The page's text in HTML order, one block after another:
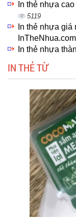
In thẻ nhựa
5119
In thẻ nhựa
InTheNhua.com
In thẻ nhựa
IN THẺ TỪ